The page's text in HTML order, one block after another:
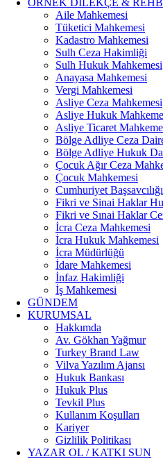
ÖRNEK DILEKÇE &
Aile Mahkemesi
Tüketici Mahkemesi
Kadastro Mahkemesi
Sulh Ceza Hakimliği
Sulh Hukuk Mahkemesi
Anayasa Mahkemesi
Vergi Mahkemesi
Asliye Ceza Mahkemesi
Asliye Hukuk
Asliye Ticaret
Bölge Adliye Ceza
Bölge Adliye Hukuk
Çocuk Ağır Ceza
Çocuk Mahkemesi
Cumhuriyet Başsavcılığı
Fikri ve Sinai Haklar
Fikri ve Sınai Haklar
İcra Ceza Mahkemesi
İcra Hukuk Mahkemesi
İcra Müdürlüğü
İdare Mahkemesi
İnfaz Hakimliği
İş Mahkemesi
GÜNDEM
KURUMSAL
Hakkımda
Av. Gökhan Yağmur
Turkey Brand Law
Vilva Yazılım Ajansı
Hukuk Bankası
Hukuk Plus
Tevkil Plus
Kullanım Koşulları
Kariyer
Gizlilik Politikası
YAZAR OL / KATKI SUN